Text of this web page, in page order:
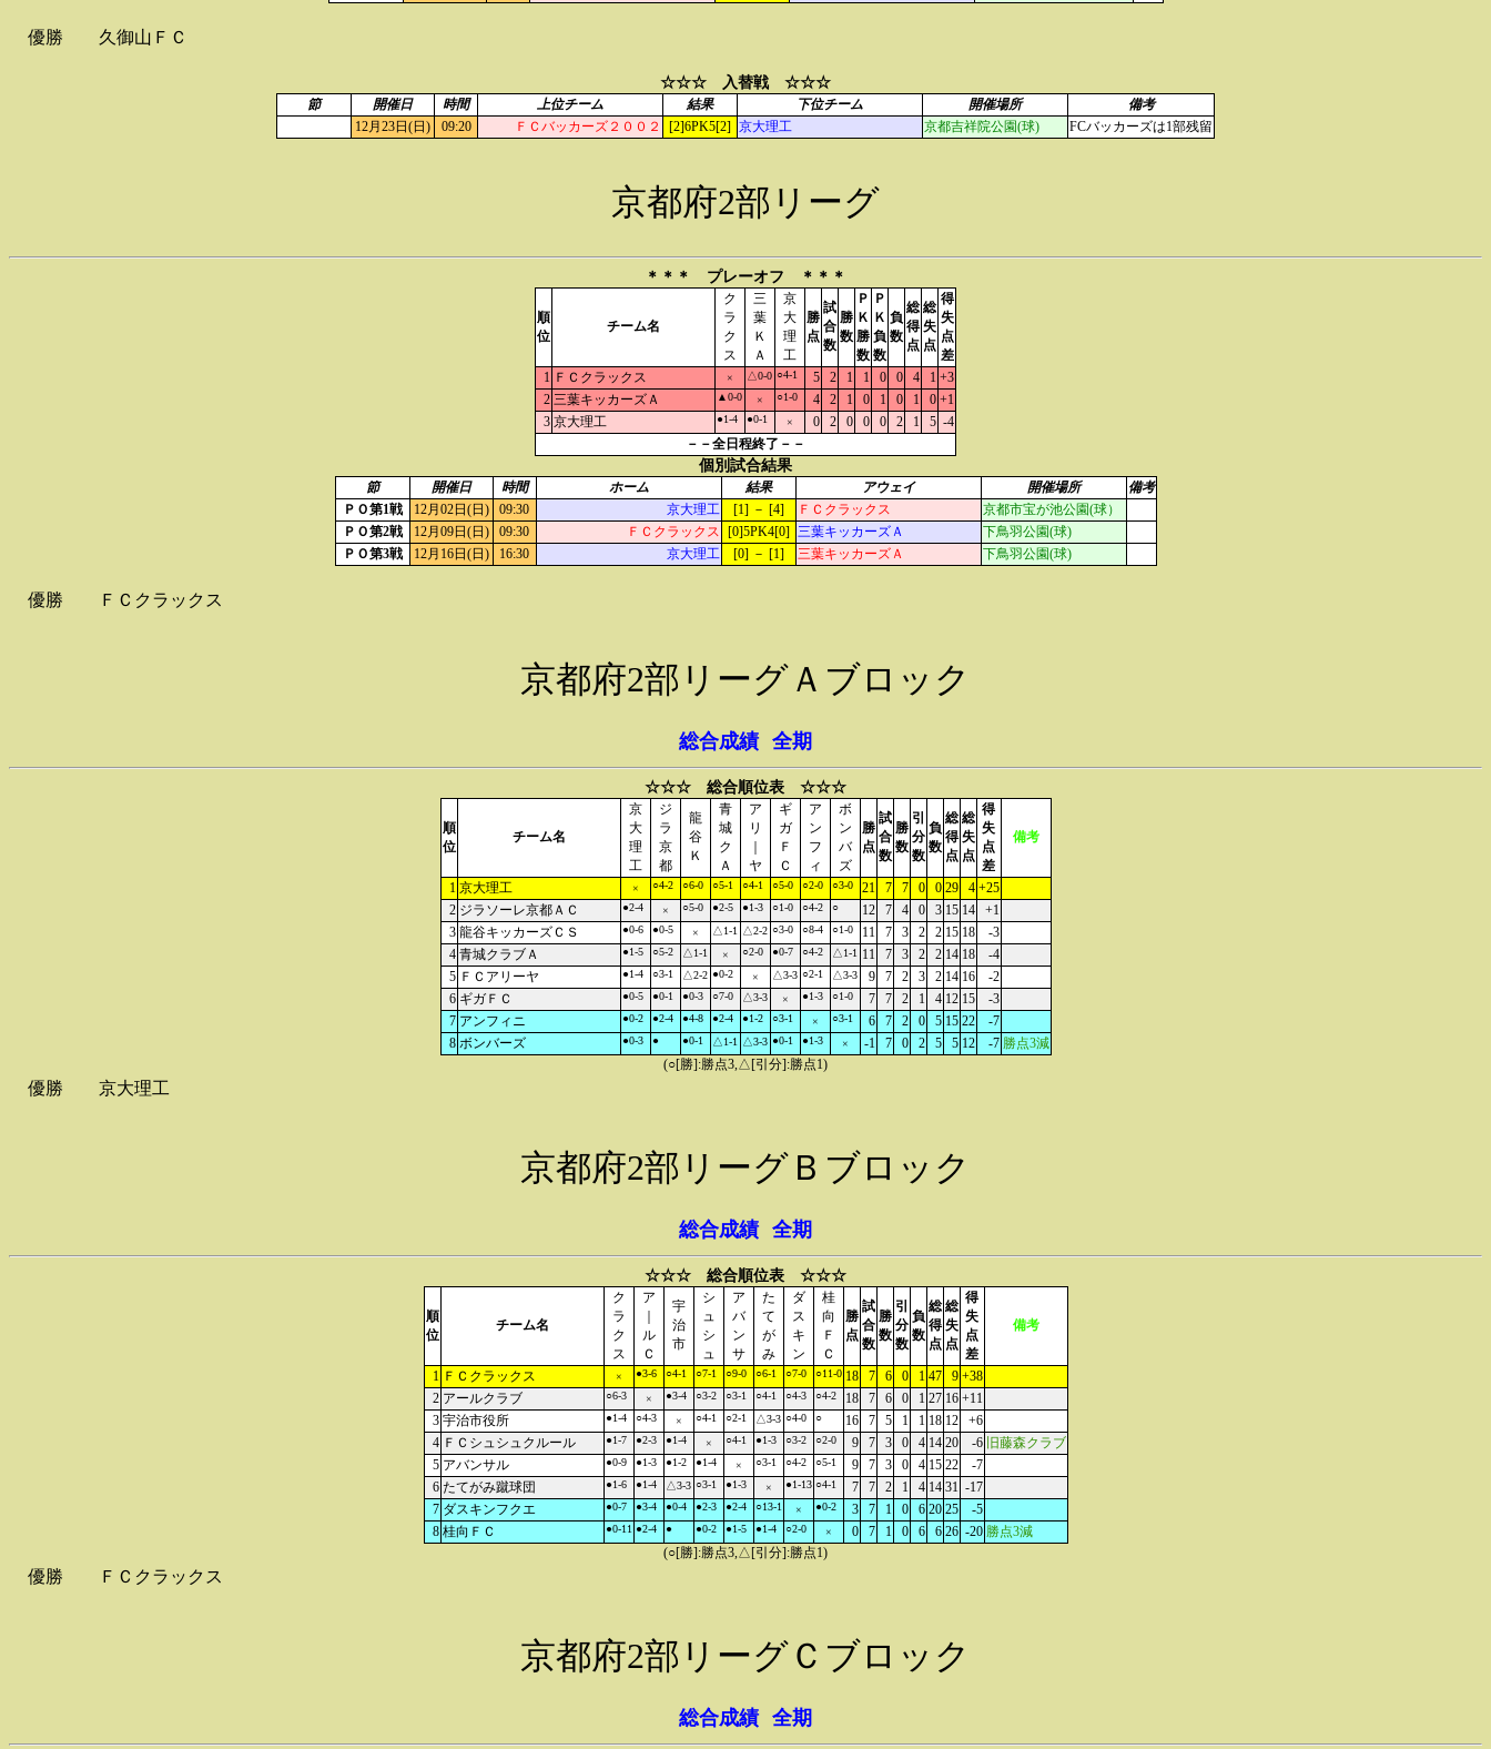
優勝 久御山ＦＣ
☆☆☆ 入替戦 ☆☆☆
節 開催日 時間 上位チーム 結果 下位チーム 開催場所
備考
12月23日(日)
09:20 ＦＣバッカーズ２００２ [2]6PK5[2] 京大理工 京都吉祥院公園(球) FCバッカーズは1部残留
京都府2部リーグ
＊＊＊ プレーオフ ＊＊＊
順
位
チーム名
ク
ラ
ク
ス
三
葉
Ｋ
Ａ
京
大
理
工
勝
点
試
合
数
勝
数
Ｐ
Ｋ
勝
数
Ｐ
Ｋ
負
数
負
数
総
得
点
総
失
点
得
失
点
差
1 ＦＣクラックス × △0-0 ○4-1 5 2 1 1 0 0 4 1 +3
2 三葉キッカーズＡ ▲0-0 × ○1-0 4 2 1 0 1 0 1 0 +1
3 京大理工 ●1-4 ●0-1 × 0 2 0 0 0 2 1 5 -4
－－全日程終了－－
個別試合結果
節 開催日 時間 ホーム 結果 アウェイ 開催場所
備考
ＰＯ第1戦
12月02日(日) 09:30 京大理工 [1] － [4] ＦＣクラックス
京都市宝が池公園(球）
ＰＯ第2戦
12月09日(日) 09:30 ＦＣクラックス [0]5PK4[0] 三葉キッカーズＡ
下鳥羽公園(球)
ＰＯ第3戦
12月16日(日) 16:30 京大理工 [0] － [1] 三葉キッカーズＡ 下鳥羽公園(球)
優勝 ＦＣクラックス
京都府2部リーグＡブロック
総合成績 全期
☆☆☆ 総合順位表 ☆☆☆
順
位
チーム名
京
大
理
工
ジ
ラ
京
都
龍
谷
Ｋ
青
城
ク
Ａ
ア
リ
ヤ
ギ
ガ
Ｆ
Ｃ
ア
ン
フ
ィ
ボ
ン
バ
ズ
勝
点
試
合
数
勝
数
引
分
数
負
数
総
得
点
総
失
点
得
失
点
差
備考
1 京大理工 × ○4-2 ○6-0 ○5-1 ○4-1 ○5-0 ○2-0 ○3-0 21 7 7 0 0 29 4 +25
2 ジラソーレ京都ＡＣ ●2-4 × ○5-0 ●2-5 ●1-3 ○1-0 ○4-2 ○ 12 7 4 0 3 15 14
+1
3 龍谷キッカーズＣＳ ●0-6 ●0-5 × △1-1 △2-2 ○3-0 ○8-4 ○1-0 11 7 3 2 2 15 18
-3
4 青城クラブＡ ●1-5 ○5-2 △1-1 × ○2-0 ●0-7 ○4-2 △1-1 11 7 3 2 2 14 18
-4
5 ＦＣアリーヤ ●1-4 ○3-1 △2-2 ●0-2 × △3-3 ○2-1 △3-3 9 7 2 3 2 14 16
-2
6 ギガＦＣ ●0-5 ●0-1 ●0-3 ○7-0 △3-3 × ●1-3 ○1-0 7 7 2 1 4 12 15
-3
7 アンフィニ ●0-2 ●2-4 ●4-8 ●2-4 ●1-2 ○3-1 × ○3-1 6 7 2 0 5 15 22
-7
8 ボンバーズ ●0-3 ● ●0-1 △1-1 △3-3 ●0-1 ●1-3 × -1 7 0 2 5 5 12 -7 勝点3減
(○[勝]:勝点3,△[引分]:勝点1)
優勝 京大理工
京都府2部リーグＢブロック
総合成績 全期
☆☆☆ 総合順位表 ☆☆☆
順
位
チーム名
ク
ラ
ク
ス
ア
ル
Ｃ
宇
治
市
シ
ュ
シ
ュ
ア
バ
ン
サ
た
て
が
み
ダ
ス
キ
ン
桂
向
Ｆ
Ｃ
勝
点
試
合
数
勝
数
引
分
数
負
数
総
得
点
総
失
点
得
失
点
差
備考
1 ＦＣクラックス × ●3-6 ○4-1 ○7-1 ○9-0 ○6-1 ○7-0 ○11-0 18 7 6 0 1 47 9 +38
2 アールクラブ ○6-3 × ●3-4 ○3-2 ○3-1 ○4-1 ○4-3 ○4-2 18 7 6 0 1 27 16 +11
3 宇治市役所 ●1-4 ○4-3 × ○4-1 ○2-1 △3-3 ○4-0 ○ 16 7 5 1 1 18 12
+6
4 ＦＣシュシュクルール ●1-7 ●2-3 ●1-4 × ○4-1 ●1-3 ○3-2 ○2-0 9 7 3 0 4 14 20 -6
旧藤森クラブ
5 アバンサル ●0-9 ●1-3 ●1-2 ●1-4 × ○3-1 ○4-2 ○5-1 9 7 3 0 4 15 22
-7
6 たてがみ蹴球団 ●1-6 ●1-4 △3-3 ○3-1 ●1-3 × ●1-13 ○4-1 7 7 2 1 4 14 31 -17
7 ダスキンフクエ ●0-7 ●3-4 ●0-4 ●2-3 ●2-4 ○13-1 × ●0-2 3 7 1 0 6 20 25
-5
8 桂向ＦＣ ●0-11 ●2-4 ● ●0-2 ●1-5 ●1-4 ○2-0 × 0 7 1 0 6 6 26 -20 勝点3減
(○[勝]:勝点3,△[引分]:勝点1)
優勝 ＦＣクラックス
京都府2部リーグＣブロック
総合成績 全期